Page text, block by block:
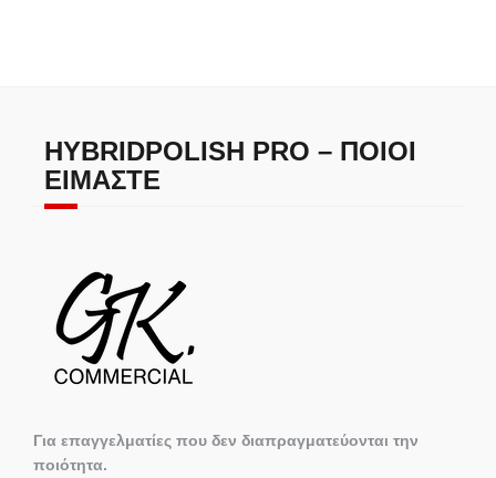
HYBRIDPOLISH PRO – ΠΟΙΟΙ
ΕΊΜΑΣΤΕ
Για επαγγελματίες που δεν διαπραγματεύονται την
ποιότητα.